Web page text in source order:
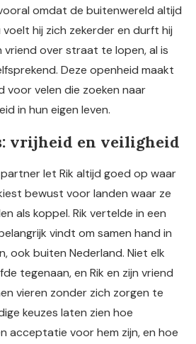
omdat de buitenwereld altijd
voelt hij zich zekerder en durft hij
vriend over straat te lopen, al is
Deze openheid maakt
voor velen die zoeken naar
in hun eigen leven.
vrijheid en veiligheid
let Rik altijd goed op waar
bewust voor landen waar ze
als koppel. Rik vertelde in een
vindt om samen hand in
ook buiten Nederland. Niet elk
tegenaan, en Rik en zijn vriend
vieren zonder zich zorgen te
keuzes laten zien hoe
acceptatie voor hem zijn, en hoe